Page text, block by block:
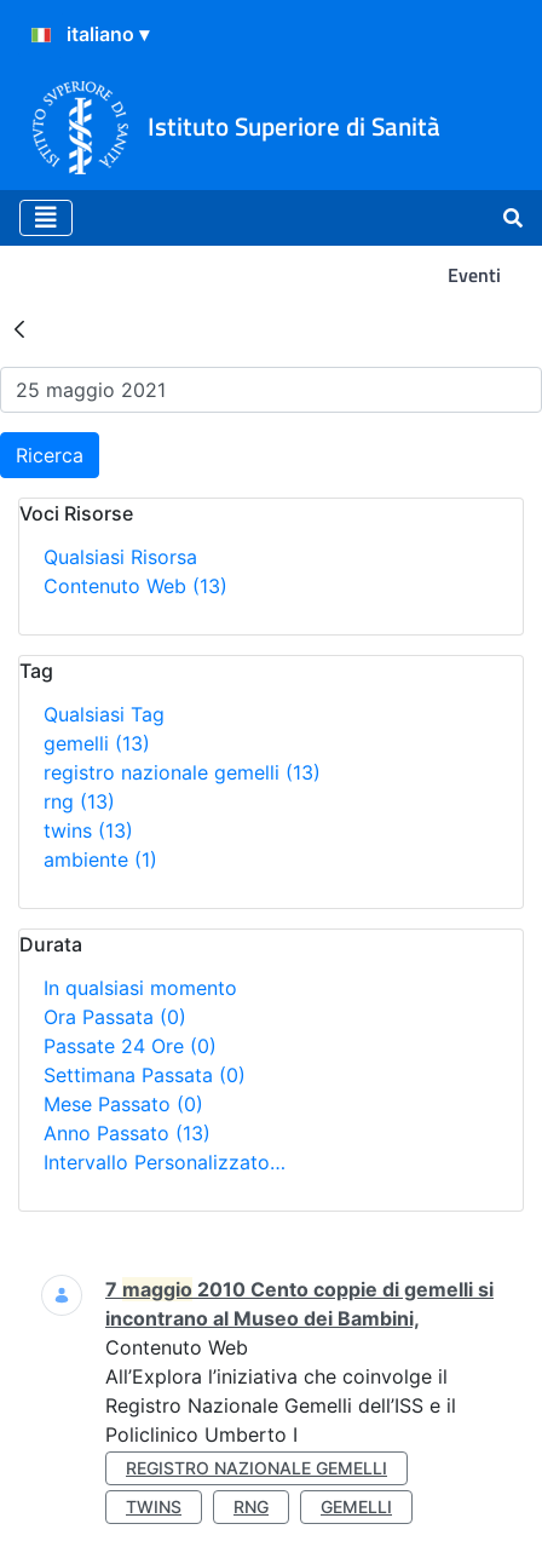
Istituto Superiore di Sanità
Eventi
Risultati della Ricerca -
Ricerca
Voci Risorse
Qualsiasi Risorsa
Contenuto Web (13)
Tag
Qualsiasi Tag
gemelli (13)
registro nazionale gemelli (13)
rng (13)
twins (13)
ambiente (1)
Durata
In qualsiasi momento
Ora Passata (0)
Passate 24 Ore (0)
Settimana Passata (0)
Mese Passato (0)
Anno Passato (13)
Intervallo Personalizzato…
Ricerca
7 maggio 2010 Cento coppie di gemelli si
incontrano al Museo dei Bambini,
Contenuto Web
All’Explora l’iniziativa che coinvolge il
Registro Nazionale Gemelli dell’ISS e il
Policlinico Umberto I
REGISTRO NAZIONALE GEMELLI
TWINS
RNG GEMELLI